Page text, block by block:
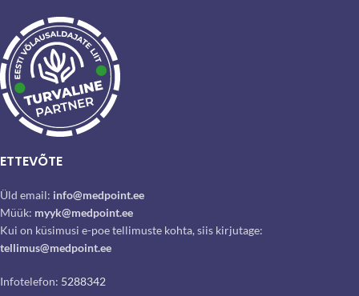
ETTEVÕTE
Üld email: info@medpoint.ee
Müük: myyk@medpoint.ee
Kui on küsimusi e-poe tellimuste kohta, siis kirjutage:
tellimus@medpoint.ee
Infotelefon: 5288342